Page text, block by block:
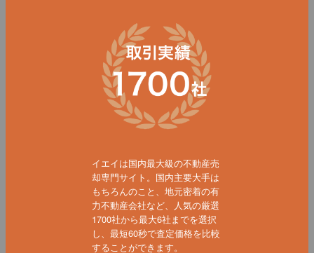
イエイは国内最大級の不動産売
却専門サイト。国内主要大手は
もちろんのこと、地元密着の有
力不動産会社など、人気の厳選
1700社から最大6社までを選択
し、最短60秒で査定価格を比較
することができます。